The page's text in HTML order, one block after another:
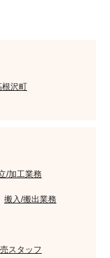
根沢町
/加工業務
搬入/搬出業務
スタッフ